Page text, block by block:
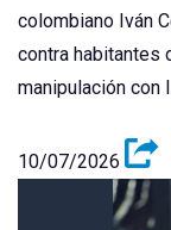
colombiano Iván
contra habitantes
manipulación con
10/07/2026